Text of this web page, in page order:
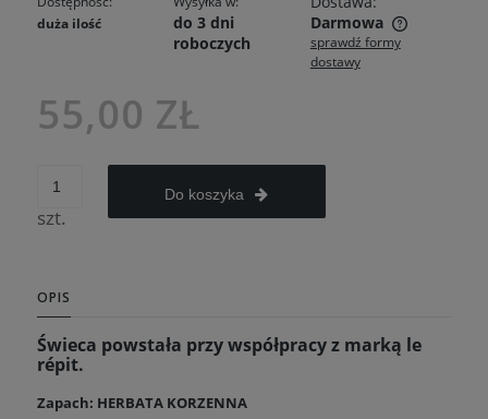
duża ilość
do 3 dni
roboczych
Darmowa
Cena nie zawiera ewentualnych kosztów płatności
sprawdź formy
dostawy
55,00 ZŁ
szt.
Do koszyka
OPIS
Świeca powstała przy współpracy z marką le
répit.
Zapach: HERBATA KORZENNA